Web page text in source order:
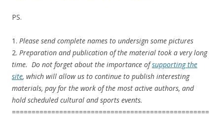
PS.
1. Please send complete names to undersign some pictures
2. Preparation and publication of the material took a very long
time. Do not forget about the importance ofsupporting the
site, which will allow us to continue to publish interesting
materials, pay for the work of the most active authors, and
hold scheduled cultural and sports events.
==================================================